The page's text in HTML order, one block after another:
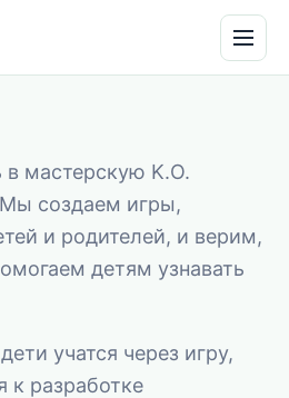
мастерскую K.O.
Мы создаем игры,
и родителей, и верим,
детям узнавать
учатся через игру,
к разработке